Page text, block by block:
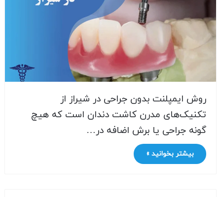
روش ایمپلنت بدون جراحی در شیراز از
تکنیک‌های مدرن کاشت دندان است که هیچ
گونه جراحی یا برش اضافه در…
بیشتر بخوانید »